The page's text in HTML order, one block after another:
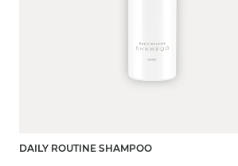
250 ml
DAILY ROUTINE SHAMPOO